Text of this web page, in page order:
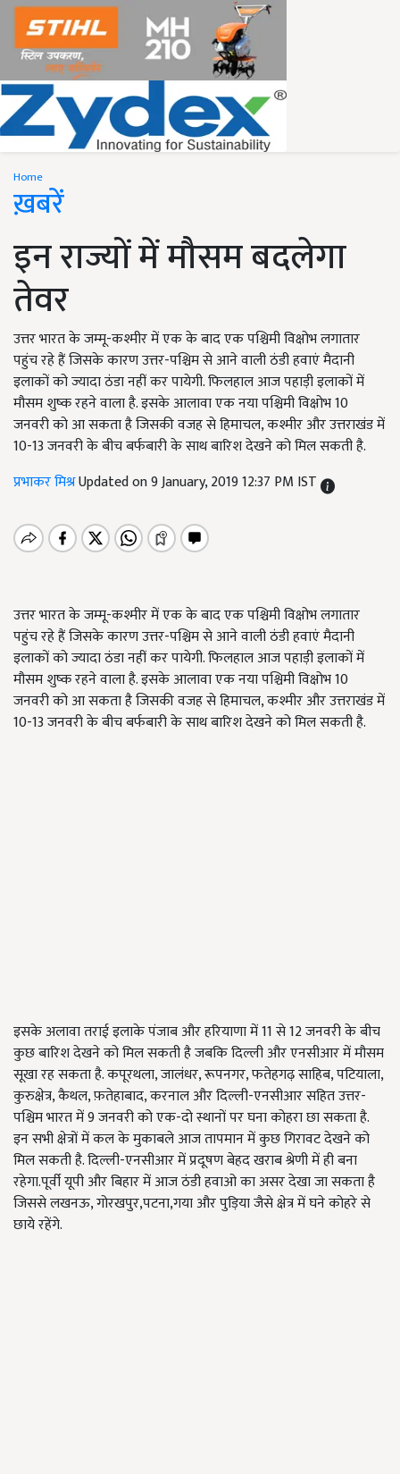
Home
ख़बरें
इन राज्यों में मौसम बदलेगा
तेवर
उत्तर भारत के जम्मू-कश्मीर में एक के बाद एक पश्चिमी विक्षोभ लगातार
पहुंच रहे हैं जिसके कारण उत्तर-पश्चिम से आने वाली ठंडी हवाएं मैदानी
इलाकों को ज्यादा ठंडा नहीं कर पायेगी. फिलहाल आज पहाड़ी इलाकों में
मौसम शुष्क रहने वाला है. इसके आलावा एक नया पश्चिमी विक्षोभ 10
जनवरी को आ सकता है जिसकी वजह से हिमाचल, कश्मीर और उत्तराखंड में
10-13 जनवरी के बीच बर्फबारी के साथ बारिश देखने को मिल सकती है.
प्रभाकर मिश्रUpdated on 9 January, 2019 12:37 PM IST
उत्तर भारत के जम्मू-कश्मीर में एक के बाद एक पश्चिमी विक्षोभ लगातार
पहुंच रहे हैं जिसके कारण उत्तर-पश्चिम से आने वाली ठंडी हवाएं मैदानी
इलाकों को ज्यादा ठंडा नहीं कर पायेगी. फिलहाल आज पहाड़ी इलाकों में
मौसम शुष्क रहने वाला है. इसके आलावा एक नया पश्चिमी विक्षोभ 10
जनवरी को आ सकता है जिसकी वजह से हिमाचल, कश्मीर और उत्तराखंड में
10-13 जनवरी के बीच बर्फबारी के साथ बारिश देखने को मिल सकती है.
इसके अलावा तराई इलाके पंजाब और हरियाणा में 11 से 12 जनवरी के बीच
कुछ बारिश देखने को मिल सकती है जबकि दिल्ली और एनसीआर में मौसम
सूखा रह सकता है. कपूरथला, जालंधर, रूपनगर, फतेहगढ़ साहिब, पटियाला,
कुरुक्षेत्र, कैथल, फ़तेहाबाद, करनाल और दिल्ली-एनसीआर सहित उत्तर-
पश्चिम भारत में 9 जनवरी को एक-दो स्थानों पर घना कोहरा छा सकता है.
इन सभी क्षेत्रों में कल के मुकाबले आज तापमान में कुछ गिरावट देखने को
मिल सकती है. दिल्ली-एनसीआर में प्रदूषण बेहद खराब श्रेणी में ही बना
रहेगा.पूर्वी यूपी और बिहार में आज ठंडी हवाओ का असर देखा जा सकता है
जिससे लखनऊ, गोरखपुर,पटना,गया और पुड़िया जैसे क्षेत्र में घने कोहरे से
छाये रहेंगे.